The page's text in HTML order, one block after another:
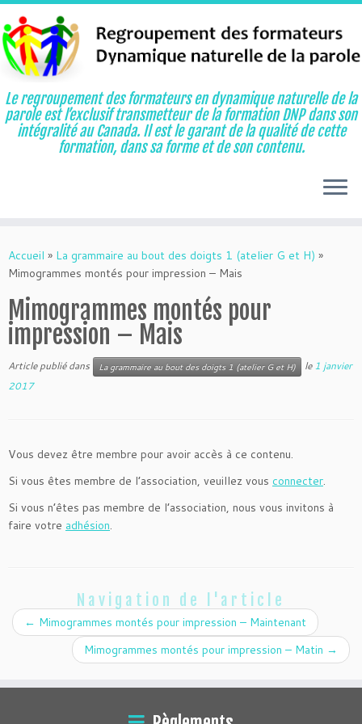
au
contenu
Le regroupement des formateurs en dynamique naturelle de la
parole est l’exclusif transmetteur de la formation DNP dans son
intégralité au Canada. Il est le garant de la qualité de cette
formation, dans sa forme et de son contenu.
Accueil » La grammaire au bout des doigts 1 (atelier G et H) »
Mimogrammes montés pour impression – Mais
Mimogrammes montés pour
impression – Mais
Article publié dans La grammaire au bout des doigts 1 (atelier G et H) le1 janvier
2017
Vous devez être membre pour avoir accès à ce contenu.
Si vous êtes membre de l’association, veuillez vous connecter.
Si vous n’êtes pas membre de l’association, nous vous invitons à
faire votre adhésion.
Navigation de l'article
← Mimogrammes montés pour impression – Maintenant
Mimogrammes montés pour impression – Matin →